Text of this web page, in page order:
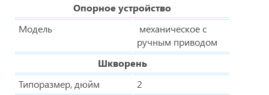
Опорное устройство
Модель
механическое с
ручным приводом
Шкворень
Типоразмер, дюйм
2